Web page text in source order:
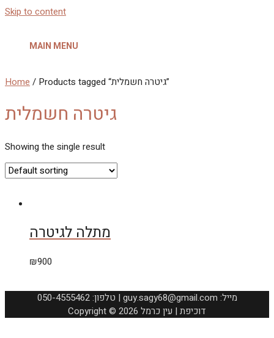
Skip to content
MAIN MENU
Home / Products tagged “גיטרה חשמלית”
גיטרה חשמלית
Showing the single result
מתלה לגיטרה
₪900
050-4555462 :טלפון | guy.sagy68@gmail.com :מייל
Copyright © 2026 דוכיפת | עין כרמל